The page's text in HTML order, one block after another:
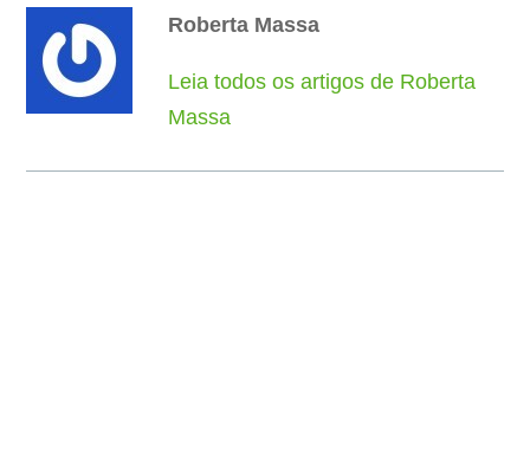
Roberta Massa
Leia todos os artigos de Roberta
Massa